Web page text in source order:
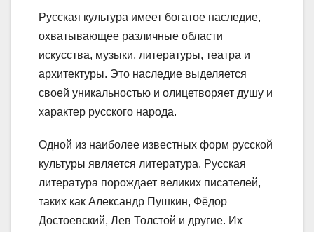
Русская культура имеет богатое наследие,
охватывающее различные области
искусства, музыки, литературы, театра и
архитектуры. Это наследие выделяется
своей уникальностью и олицетворяет душу и
характер русского народа.
Одной из наиболее известных форм русской
культуры является литература. Русская
литература порождает великих писателей,
таких как Александр Пушкин, Фёдор
Достоевский, Лев Толстой и другие. Их